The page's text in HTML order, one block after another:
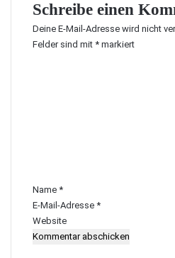
Schreibe einen
Deine E-Mail-Adresse wird nicht
Felder sind mit * markiert
r
*
Name *
E-Mail-Adresse *
Website